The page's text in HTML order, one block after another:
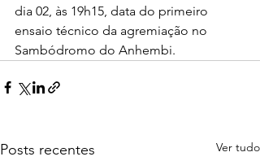
dia 02, às 19h15, data do primeiro
ensaio técnico da agremiação no
Sambódromo do Anhembi.
Posts recentes Ver tudo